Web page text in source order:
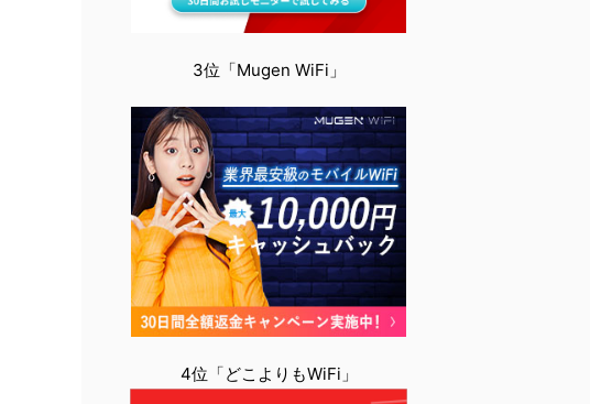
3位「Mugen WiFi」
4位「どこよりもWiFi」